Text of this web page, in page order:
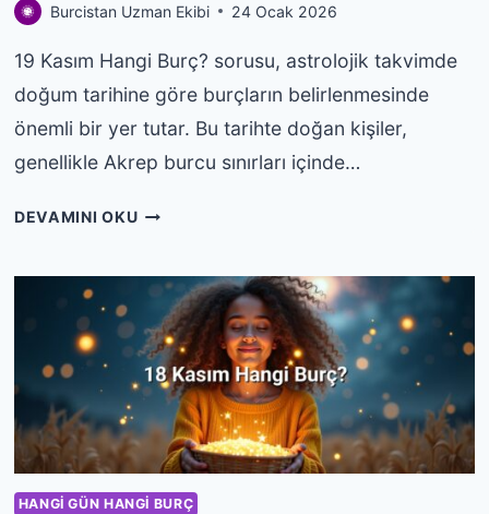
Burcistan Uzman Ekibi 24 Ocak 2026
19 Kasım Hangi Burç? sorusu, astrolojik takvimde
doğum tarihine göre burçların belirlenmesinde
önemli bir yer tutar. Bu tarihte doğan kişiler,
genellikle Akrep burcu sınırları içinde…
DEVAMINI OKU19
BURÇ?
ÖZELLIKLERI
VE
YORUMU
HANGI GÜN HANGI BURÇ